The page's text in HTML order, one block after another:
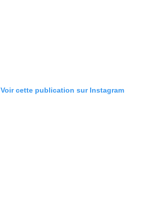
Voir cette publication sur Instagram